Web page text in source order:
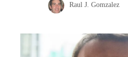
Raul J. Gomzalez